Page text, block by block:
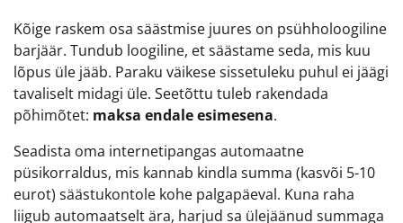
Kõige raskem osa säästmise juures on psühholoogiline
barjäär. Tundub loogiline, et säästame seda, mis kuu
lõpus üle jääb. Paraku väikese sissetuleku puhul ei jäägi
tavaliselt midagi üle. Seetõttu tuleb rakendada
põhimõtet: maksa endale esimesena.
Seadista oma internetipangas automaatne
püsikorraldus, mis kannab kindla summa (kasvõi 5-10
eurot) säästukontole kohe palgapäeval. Kuna raha
liigub automaatselt ära, harjud sa ülejäänud summaga